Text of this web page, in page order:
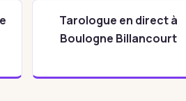
Tarologue en direct à
Boulogne Billancourt